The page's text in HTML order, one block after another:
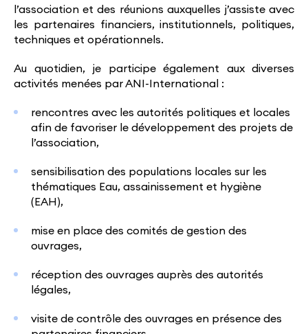
l’association et des réunions auxquelles j’assiste avec
les partenaires financiers, institutionnels, politiques,
techniques et opérationnels.
Au quotidien, je participe également aux diverses
activités menées par ANI-International :
rencontres avec les autorités politiques et locales
afin de favoriser le développement des projets de
l’association,
sensibilisation des populations locales sur les
thématiques Eau, assainissement et hygiène
(EAH),
mise en place des comités de gestion des
ouvrages,
réception des ouvrages auprès des autorités
légales,
visite de contrôle des ouvrages en présence des